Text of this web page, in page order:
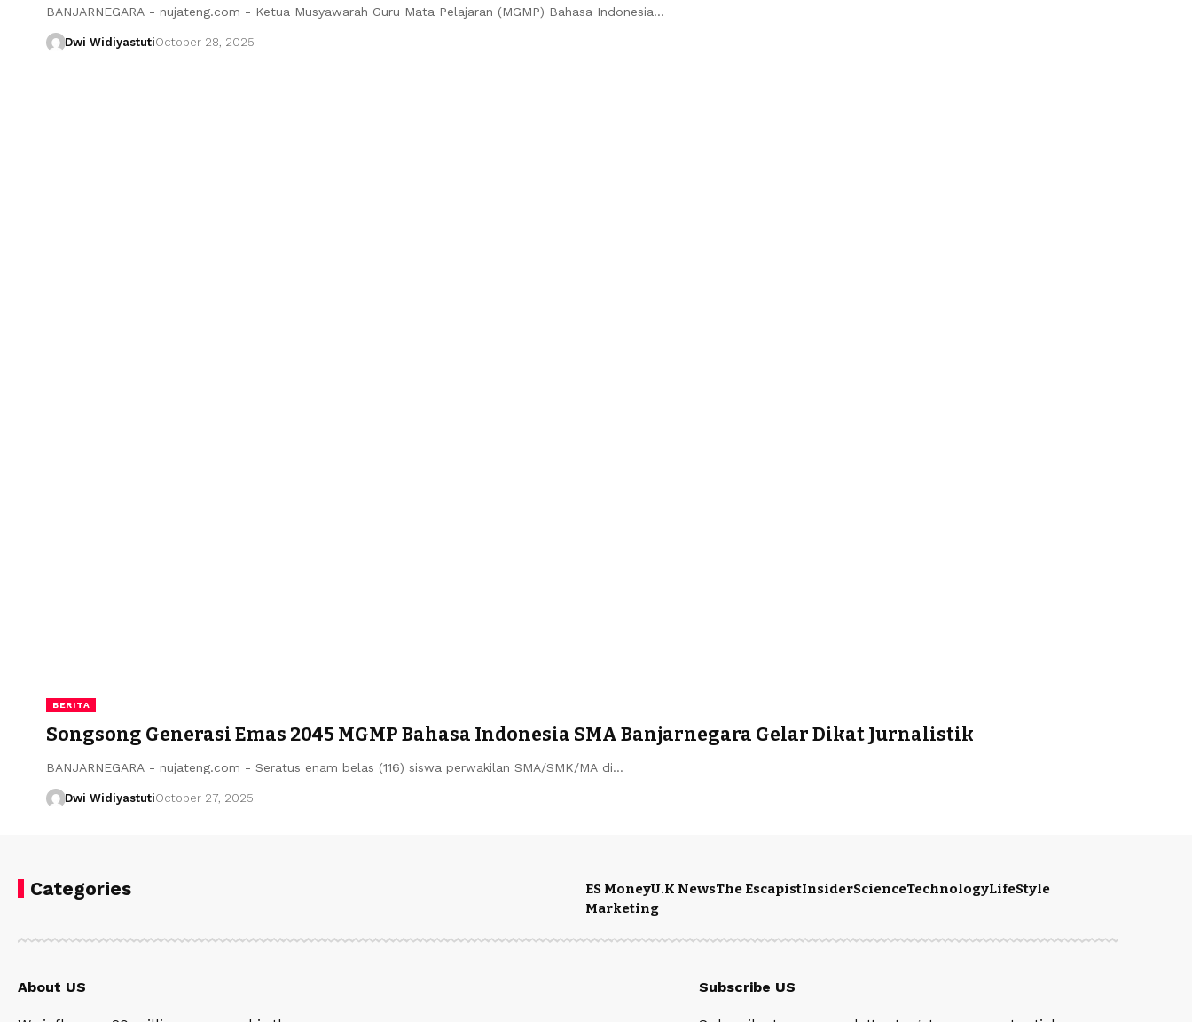
BANJARNEGARA - nujateng.com - Ketua Musyawarah Guru Mata Pelajaran (MGMP) Bahasa Indonesia…
Dwi WidiyastutiOctober 28, 2025
BERITA
Songsong Generasi Emas 2045 MGMP Bahasa Indonesia SMA Banjarnegara Gelar Dikat Jurnalistik
BANJARNEGARA - nujateng.com - Seratus enam belas (116) siswa perwakilan SMA/SMK/MA di…
Dwi WidiyastutiOctober 27, 2025
Categories ES MoneyU.K NewsThe EscapistInsiderScienceTechnologyLifeStyle
Marketing
About US Subscribe US